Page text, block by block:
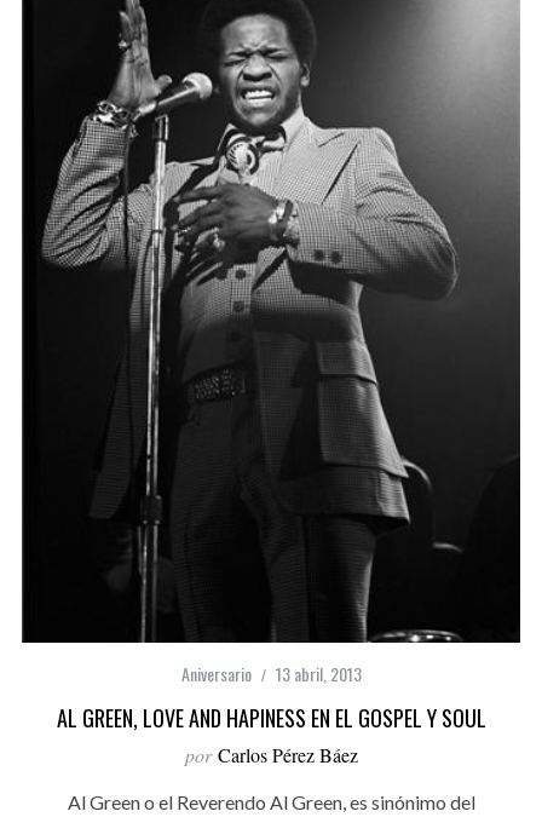
Aniversario 13 abril, 2013
AL GREEN, LOVE AND HAPINESS EN EL GOSPEL Y SOUL
por Carlos Pérez Báez
Al Green o el Reverendo Al Green, es sinónimo del